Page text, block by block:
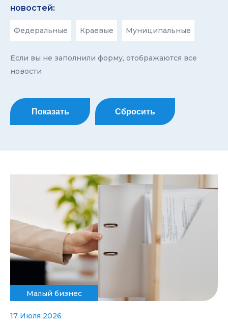
новостей:
Федеральные Краевые Муниципальные
Если вы не заполнили форму, отображаются все
новости
Показать Сбросить
Малый бизнес
17 Июля 2026